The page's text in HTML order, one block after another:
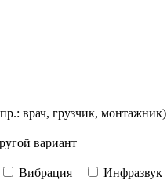
врач, грузчик, монтажник)
вариант
Вибрация Инфразвук